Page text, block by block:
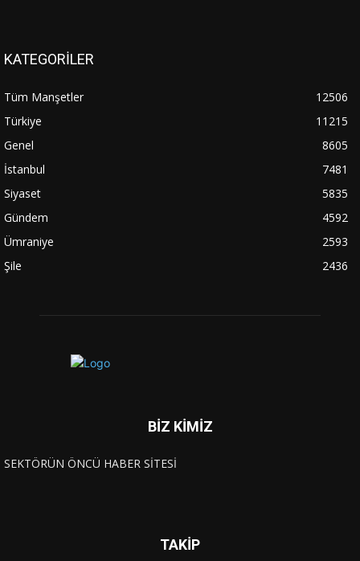
KATEGORİLER
Tüm Manşetler
12506
Türkiye
11215
Genel
8605
İstanbul
7481
Siyaset
5835
Gündem
4592
Ümraniye
2593
Şile
2436
BİZ KİMİZ
SEKTÖRÜN ÖNCÜ HABER SİTESİ
TAKİP